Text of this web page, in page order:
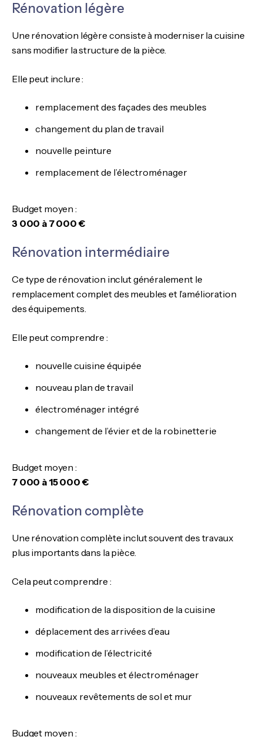
Rénovation légère
Une rénovation légère consiste à moderniser la cuisine
sans modifier la structure de la pièce.
Elle peut inclure :
remplacement des façades des meubles
changement du plan de travail
nouvelle peinture
remplacement de l’électroménager
Budget moyen :
3 000 à 7 000 €
Rénovation intermédiaire
Ce type de rénovation inclut généralement le
remplacement complet des meubles et l’amélioration
des équipements.
Elle peut comprendre :
nouvelle cuisine équipée
nouveau plan de travail
électroménager intégré
changement de l’évier et de la robinetterie
Budget moyen :
7 000 à 15 000 €
Rénovation complète
Une rénovation complète inclut souvent des travaux
plus importants dans la pièce.
Cela peut comprendre :
modification de la disposition de la cuisine
déplacement des arrivées d’eau
modification de l’électricité
nouveaux meubles et électroménager
nouveaux revêtements de sol et mur
Budget moyen :